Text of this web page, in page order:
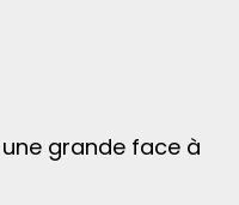
grande face à